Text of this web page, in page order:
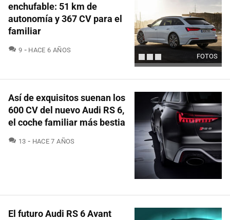
FOTOS
enchufable: 51 km de
autonomía y 367 CV para el
familiar
9 COMENTARIOS
HACE 6 AÑOS
Así de exquisitos suenan los
600 CV del nuevo Audi RS 6,
el coche familiar más bestia
13 COMENTARIOS
HACE 7 AÑOS
El futuro Audi RS 6 Avant